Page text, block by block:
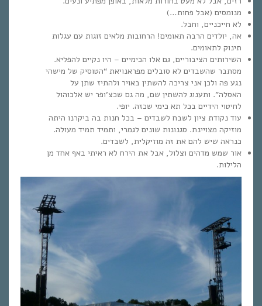
מנומסים (אבל פחות…)
לא חייכניים, וחבל.
אה, יולדים הרבה תאומים! הרחובות מלאים זוגות עם עגלות
תינוק לתאומים.
השירותים הציבוריים, גם אלו הכימיים – היו נקיים להפליא.
מסתבר שהשבדים לא סובלים מפראנויאת “הטוסיק של מישהי
נגע פה ולכן אני צריכה להשתין באויר ולהתיז שתן על
האסלה”. ותענוג להשתין שם, מה גם שכצ’ופר יש אלכוהול
לחיטוי הידיים בכל תא כימי שכזה. יופי.
עוד נקודת ציון לשבח לשבדים – בכל חנות בה ביקרנו היתה
מוזיקה מצויינת. סגנונות שונים לגמרי, ותמיד תמיד מעולה.
כנראה שיש להם את זה מוזיקלית, לשבדים.
אור שמש מדהים וצלול, אבל את הירח לא ראיתי באף אחד מן
הלילות.